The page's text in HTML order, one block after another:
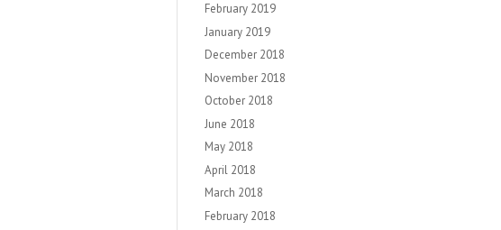
February 2019
January 2019
December 2018
November 2018
October 2018
June 2018
May 2018
April 2018
March 2018
February 2018